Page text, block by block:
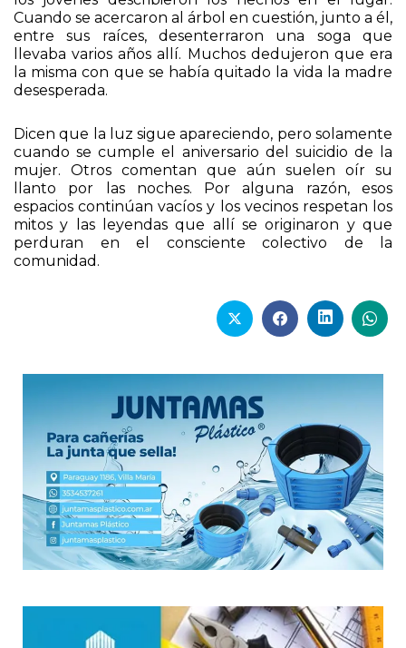
A la tarde siguiente, acompañados por otros vecinos,
los jóvenes describieron los hechos en el lugar.
Cuando se acercaron al árbol en cuestión, junto a él,
entre sus raíces, desenterraron una soga que
llevaba varios años allí. Muchos dedujeron que era
la misma con que se había quitado la vida la madre
Dicen que la luz sigue apareciendo, pero solamente
cuando se cumple el aniversario del suicidio de la
mujer. Otros comentan que aún suelen oír su
llanto por las noches. Por alguna razón, esos
espacios continúan vacíos y los vecinos respetan los
mitos y las leyendas que allí se originaron y que
perduran en el consciente colectivo de la